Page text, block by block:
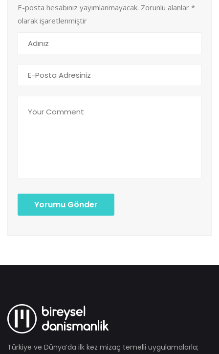
E-posta hesabınız yayımlanmayacak. Zorunlu alanlar *
olarak işaretlenmiştir
Yorumu Gönder
Türkiye ve Dünya’da ilk kez mizaç temelli uygulamalarla;